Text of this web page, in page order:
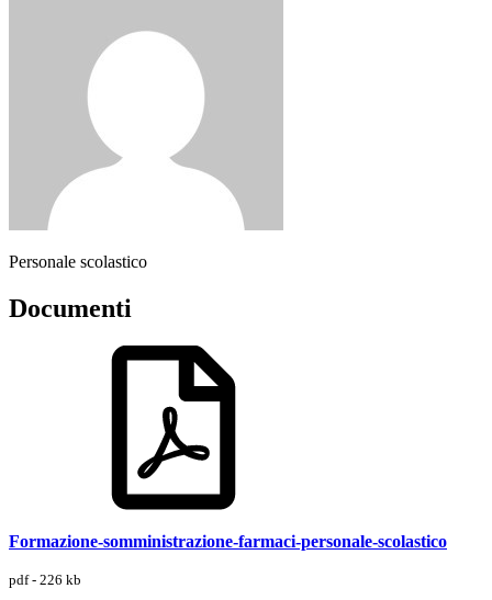
Personale scolastico
Documenti
Formazione-somministrazione-farmaci-personale-scolastico
pdf - 226 kb